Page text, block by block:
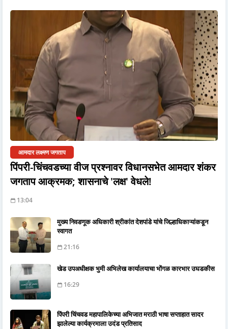
आमदार लक्ष्मण जगताप
पिंपरी-चिंचवडच्या वीज प्रश्नावर विधानसभेत आमदार शंकर
जगताप आक्रमक; शासनाचे 'लक्ष' वेधले!
13:04
मुख्य निवडणूक अधिकारी श्रीकांत देशपांडे यांचे जिल्हाधिकाऱ्यांकडून
स्वागत
21:16
खेड उपअधीक्षक भुमी अभिलेख कार्यालयाचा भोंगळ कारभार उघडकीस
16:29
पिंपरी चिंचवड महापालिकेच्या अभिजात मराठी भाषा सप्ताहात सादर
झालेल्या कार्यक्रमाला उदंड प्रतिसाद